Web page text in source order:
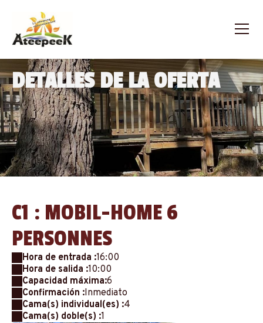
DETALLES DE LA OFERTA
C1 : MOBIL-HOME 6
PERSONNES
Hora de entrada :16:00
Hora de salida :10:00
Capacidad máxima:6
Confirmación :Inmediato
Cama(s) individual(es) :4
Cama(s) doble(s) :1